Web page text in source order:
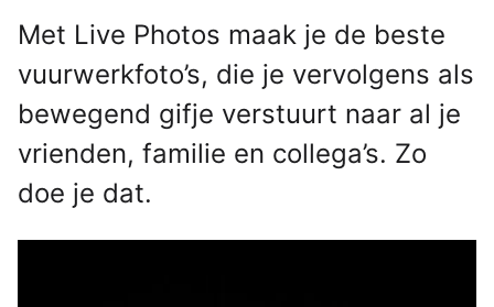
Met Live Photos maak je de beste
vuurwerkfoto’s, die je vervolgens als
bewegend gifje verstuurt naar al je
vrienden, familie en collega’s. Zo
doe je dat.